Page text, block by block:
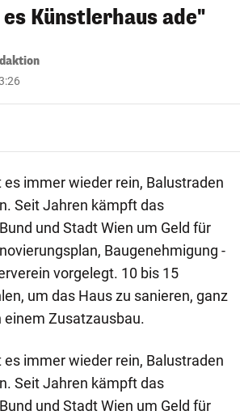
Künstlerhaus ade"
es immer wieder rein, Balustraden
Seit Jahren kämpft das
und Stadt Wien um Geld für
Baugenehmigung -
vorgelegt. 10 bis 15
um das Haus zu sanieren, ganz
einem Zusatzausbau.
es immer wieder rein, Balustraden
Seit Jahren kämpft das
und Stadt Wien um Geld für